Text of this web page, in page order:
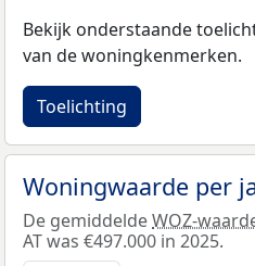
Bekijk onderstaande
van de woningkenmerken.
Toelichting
Woningwaarde per
De gemiddeldeWOZ-
AT was €497.000 in 2025.